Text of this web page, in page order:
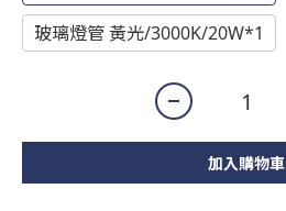
玻璃燈管 黃光/3000K/20W*1
加入購物車